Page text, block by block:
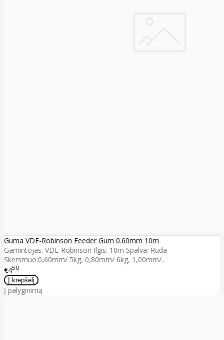
Guma VDE-Robinson Feeder Gum 0.60mm 10m
Gamintojas: VDE-Robinson Ilgis: 10m Spalva: Ruda
Skersmuo:0,60mm/ 5kg, 0,80mm/ 6kg, 1,00mm/..
€450
Į palyginimą